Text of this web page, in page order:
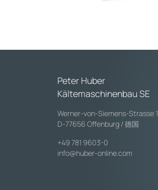
Peter Huber
Kältemaschinenbau SE
Werner-von-Siemens-Strasse 1
D-77656 Offenburg / 德国
+49 781 9603-0
info@huber-online.com